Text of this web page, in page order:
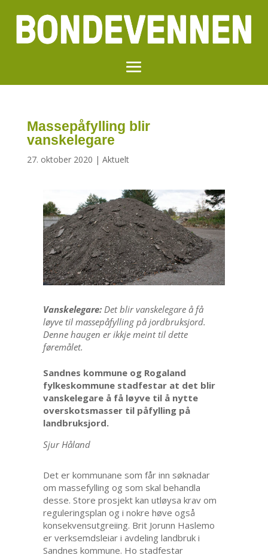
Massepåfylling blir
vanskelegare
27. oktober 2020 | Aktuelt
Vanskelegare:Det blir vanskelegare å få
løyve til massepåfylling på jordbruksjord.
Denne haugen er ikkje meint til dette
føremålet.
Sandnes kommune og Rogaland
fylkeskommune stadfestar at det blir
vanskelegare å få løyve til å nytte
overskotsmasser til påfylling på
landbruksjord.
Sjur Håland
Det er kommunane som får inn søknadar
om massefylling og som skal behandla
desse. Store prosjekt kan utløysa krav om
reguleringsplan og i nokre høve også
konsekvensutgreiing. Brit Jorunn Haslemo
er verksemdsleiar i avdeling landbruk i
Sandnes kommune. Ho stadfestar